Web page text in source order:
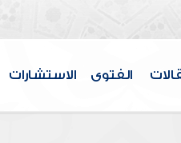
الفتوى الاستشارات